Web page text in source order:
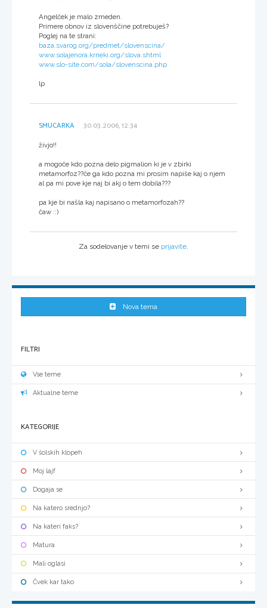
Angelček je malo zmeden.
Primere obnov iz slovenščine potrebuješ?
Poglej na te strani:
baza.svarog.org/predmet/slovenscina/
www.solajenora.krneki.org/slova.shtml
www.slo-site.com/sola/slovenscina.php
lp
SMUCARKA 30.03.2006, 12:34
živjo!!
a mogoče kdo pozna delo pigmalion ki je v zbirki
metamorfoz??če ga kdo pozna mi prosim napiše kaj o njem
al pa mi pove kje naj bi akj o tem dobila???
pa kje bi našla kaj napisano o metamorfozah??
čaw ::)
Za sodelovanje v temi se prijavite
Nova tema
FILTRI
Vse teme
Aktualne teme
KATEGORIJE
V šolskih klopeh
Moj lajf
Dogaja se
Na katero srednjo?
Na kateri faks?
Matura
Mali oglasi
Čvek kar tako